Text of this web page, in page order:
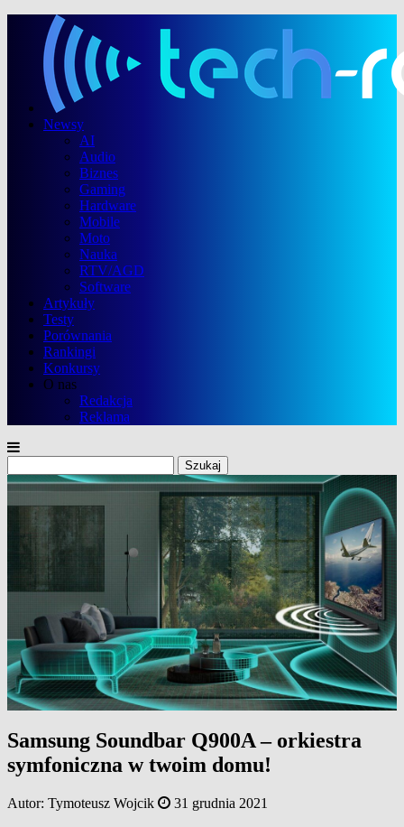
Newsy
AI
Audio
Biznes
Gaming
Hardware
Mobile
Moto
Nauka
RTV/AGD
Software
Artykuły
Testy
Porównania
Rankingi
Konkursy
O nas
Redakcja
Reklama
Samsung Soundbar Q900A – orkiestra
symfoniczna w twoim domu!
Autor: Tymoteusz Wojcik 31 grudnia 2021